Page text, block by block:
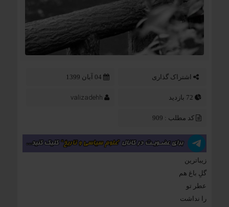
اشتراک گذاری 04 آبان 1399
valizadehh
کد مطلب : 909
زیباترین
گلِ باغ هم
عطر تو
را نداشت